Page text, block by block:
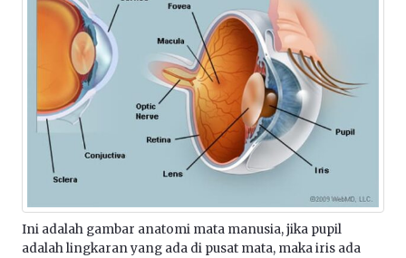
Ini adalah gambar anatomi mata manusia, jika pupil
adalah lingkaran yang ada di pusat mata, maka iris ada